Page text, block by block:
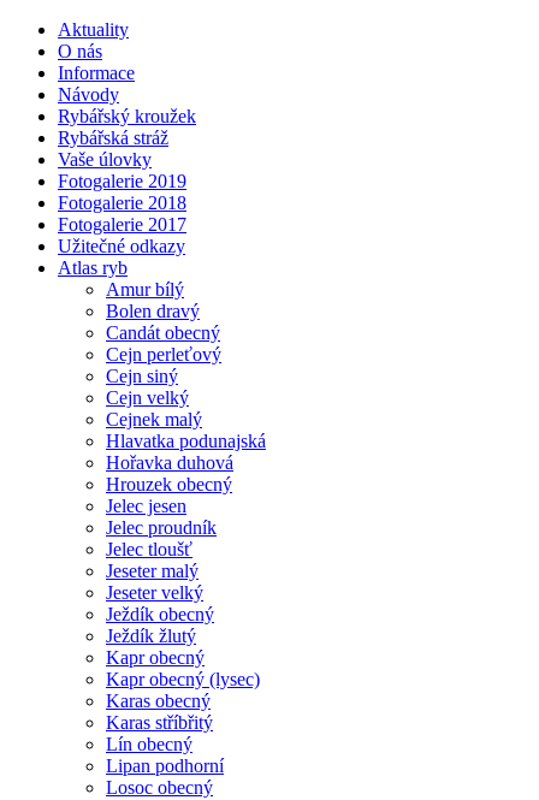
Aktuality
O nás
Informace
Návody
Rybářský kroužek
Rybářská stráž
Vaše úlovky
Fotogalerie 2019
Fotogalerie 2018
Fotogalerie 2017
Užitečné odkazy
Atlas ryb
Amur bílý
Bolen dravý
Candát obecný
Cejn perleťový
Cejn siný
Cejn velký
Cejnek malý
Hlavatka podunajská
Hořavka duhová
Hrouzek obecný
Jelec jesen
Jelec proudník
Jelec tloušť
Jeseter malý
Jeseter velký
Ježdík obecný
Ježdík žlutý
Kapr obecný
Kapr obecný (lysec)
Karas obecný
Karas stříbřitý
Lín obecný
Lipan podhorní
Losoc obecný